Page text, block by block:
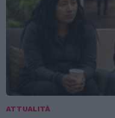
ATTUALITÀ